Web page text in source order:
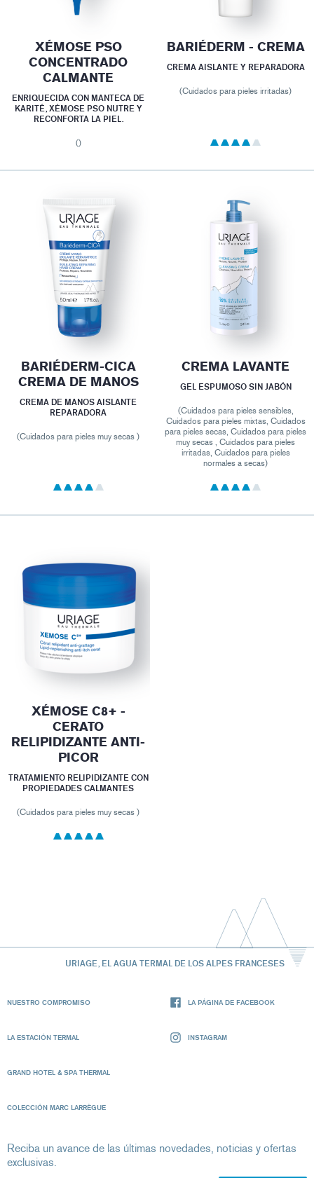
XÉMOSE PSO
CONCENTRADO
CALMANTE
ENRIQUECIDA CON MANTECA DE
KARITÉ, XÉMOSE PSO NUTRE Y
RECONFORTA LA PIEL.
()
BARIÉDERM - CREMA
CREMA AISLANTE Y REPARADORA
(Cuidados para pieles irritadas)
BARIÉDERM-CICA
CREMA DE MANOS
CREMA DE MANOS AISLANTE
REPARADORA
(Cuidados para pieles muy secas )
CREMA LAVANTE
GEL ESPUMOSO SIN JABÓN
(Cuidados para pieles sensibles,
Cuidados para pieles mixtas, Cuidados
para pieles secas, Cuidados para pieles
muy secas , Cuidados para pieles
irritadas, Cuidados para pieles
normales a secas)
XÉMOSE C8+ -
CERATO
RELIPIDIZANTE ANTI-
PICOR
TRATAMIENTO RELIPIDIZANTE CON
PROPIEDADES CALMANTES
(Cuidados para pieles muy secas )
URIAGE, EL AGUA TERMAL DE LOS ALPES FRANCESES
NUESTRO COMPROMISO
LA ESTACIÓN TERMAL
GRAND HOTEL & SPA THERMAL
COLECCIÓN MARC LARRÈGUE
LA PÁGINA DE FACEBOOK
INSTAGRAM
Reciba un avance de las últimas novedades, noticias y ofertas
exclusivas.